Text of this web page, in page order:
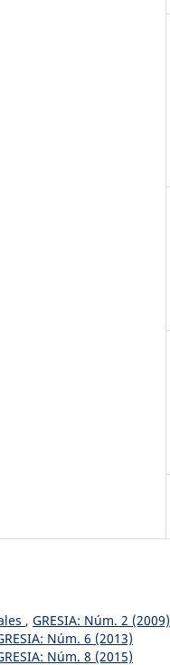
, GRESIA: Núm. 2 (2009)
Núm. 6 (2013)
Núm. 8 (2015)